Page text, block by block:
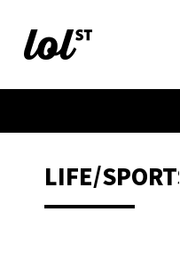
LIFE/SPORTS